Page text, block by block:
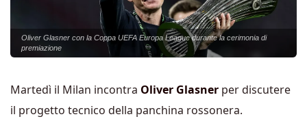
Oliver Glasner con la Coppa UEFA Europa League durante la cerimonia di
premiazione
Martedì il Milan incontra Oliver Glasner per discutere
il progetto tecnico della panchina rossonera.